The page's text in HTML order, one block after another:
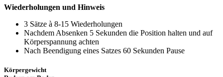
Wiederholungen und Hinweis
3 Sätze à 8-15 Wiederholungen
Nachdem Absenken 5 Sekunden die Position halten und auf
Körperspannung achten
Nach Beendigung eines Satzes 60 Sekunden Pause
Körpergewicht